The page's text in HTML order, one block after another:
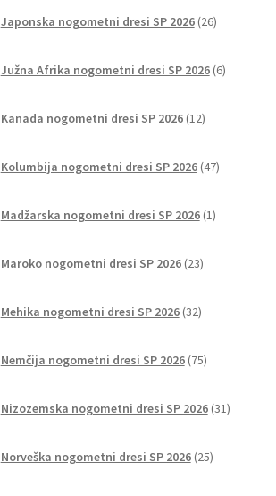
Japonska nogometni dresi SP 2026 26izdelkov
Južna Afrika nogometni dresi SP 2026 6izdelkov
Kanada nogometni dresi SP 2026 12izdelkov
Kolumbija nogometni dresi SP 2026 47izdelkov
Madžarska nogometni dresi SP 2026 1izdelek
Maroko nogometni dresi SP 2026 23izdelkov
Mehika nogometni dresi SP 2026 32izdelkov
Nemčija nogometni dresi SP 2026 75izdelkov
Nizozemska nogometni dresi SP 2026 31izdelkov
Norveška nogometni dresi SP 2026 25izdelkov